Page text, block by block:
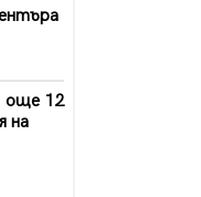
още 12
на